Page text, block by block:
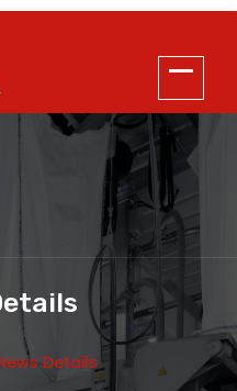
Details